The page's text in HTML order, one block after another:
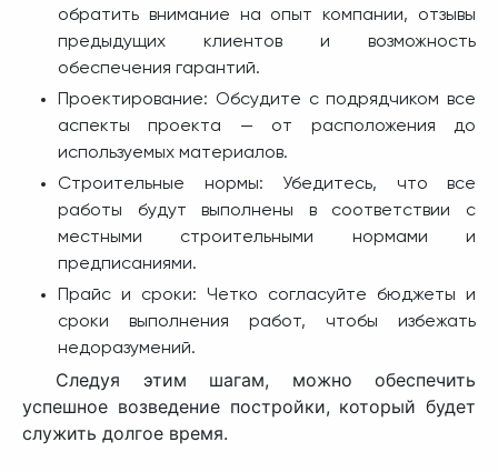
обратить внимание на опыт компании, отзывы
предыдущих клиентов и возможность
обеспечения гарантий.
Проектирование: Обсудите с подрядчиком все
аспекты проекта — от расположения до
используемых материалов.
Строительные нормы: Убедитесь, что все
работы будут выполнены в соответствии с
местными строительными нормами и
предписаниями.
Прайс и сроки: Четко согласуйте бюджеты и
сроки выполнения работ, чтобы избежать
недоразумений.
Следуя этим шагам, можно обеспечить
успешное возведение постройки, который будет
служить долгое время.